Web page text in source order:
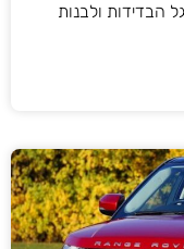
הבדידות ולבנות